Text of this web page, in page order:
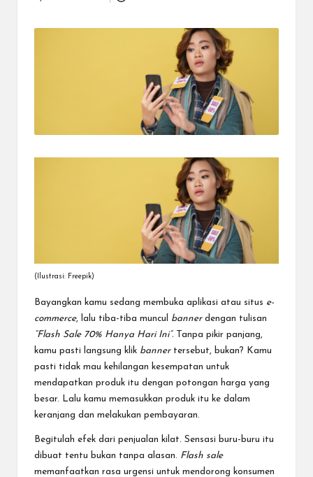
aman.
(Ilustrasi: Freepik)
Bayangkan kamu sedang membuka aplikasi atau situs e-
commerce, lalu tiba-tiba muncul banner dengan tulisan
“Flash Sale 70% Hanya Hari Ini”. Tanpa pikir panjang,
kamu pasti langsung klik banner tersebut, bukan? Kamu
pasti tidak mau kehilangan kesempatan untuk
mendapatkan produk itu dengan potongan harga yang
besar. Lalu kamu memasukkan produk itu ke dalam
keranjang dan melakukan pembayaran.
Begitulah efek dari penjualan kilat. Sensasi buru-buru itu
dibuat tentu bukan tanpa alasan. Flash sale
memanfaatkan rasa urgensi untuk mendorong konsumen